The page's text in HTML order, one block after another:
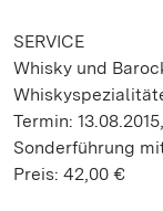
SERVICE
Whisky und
Termin:
Sonderführung
Preis: 42,00 €